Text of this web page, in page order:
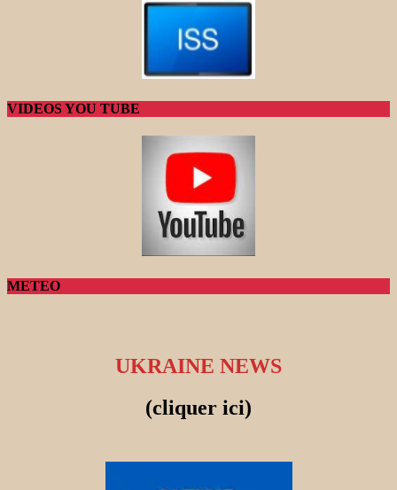
VIDEOS YOU TUBE
METEO
UKRAINE NEWS
(cliquer ici)